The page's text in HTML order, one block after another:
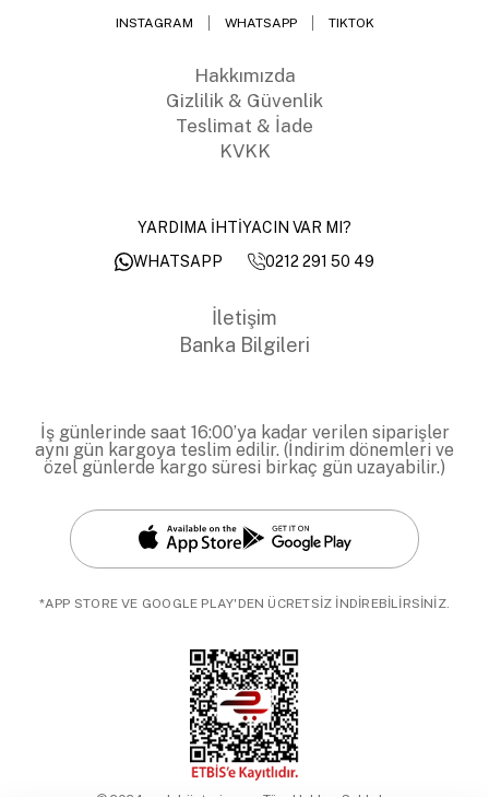
INSTAGRAM WHATSAPP TIKTOK
Hakkımızda
Gizlilik & Güvenlik
Teslimat & İade
KVKK
YARDIMA İHTİYACIN VAR MI?
WHATSAPP
0212 291 50 49
İletişim
Banka Bilgileri
İş günlerinde saat 16:00’ya kadar verilen siparişler
aynı gün kargoya teslim edilir. (İndirim dönemleri ve
özel günlerde kargo süresi birkaç gün uzayabilir.)
*APP STORE VE GOOGLE PLAY'DEN ÜCRETSİZ İNDİREBİLİRSİNİZ.